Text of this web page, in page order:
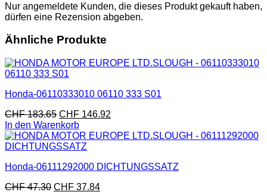
Nur angemeldete Kunden, die dieses Produkt gekauft haben,
dürfen eine Rezension abgeben.
Ähnliche Produkte
Honda-06110333010 06110 333 S01
CHF183.65 CHF 146.92
In den Warenkorb
Honda-06111292000 DICHTUNGSSATZ
CHF47.30 CHF 37.84